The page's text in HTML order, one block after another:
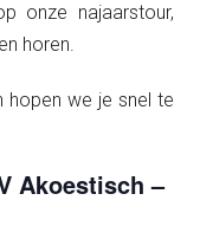
onze najaarstour,
horen.
hopen we je snel te
Akoestisch –